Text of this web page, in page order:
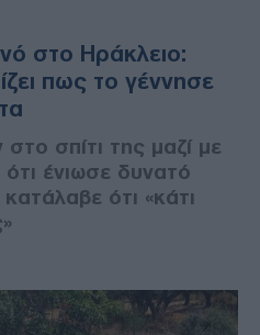
στο Ηράκλειο:
πως το γέννησε
σπίτι της μαζί με
ένιωσε δυνατό
ότι «κάτι